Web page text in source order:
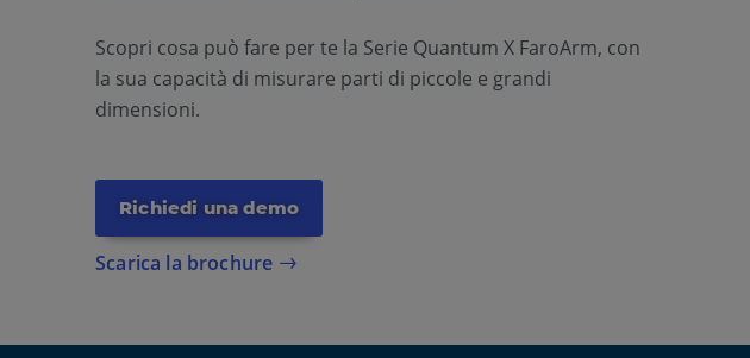
Scopri cosa può fare per te la Serie Quantum X FaroArm, con
la sua capacità di misurare parti di piccole e grandi
dimensioni.
Richiedi una demo
Scarica la brochure